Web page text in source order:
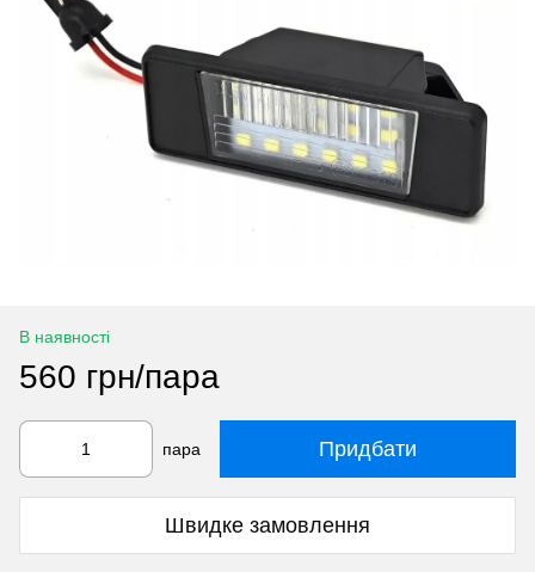
В наявності
560 грн/пара
пара Придбати
Швидке замовлення